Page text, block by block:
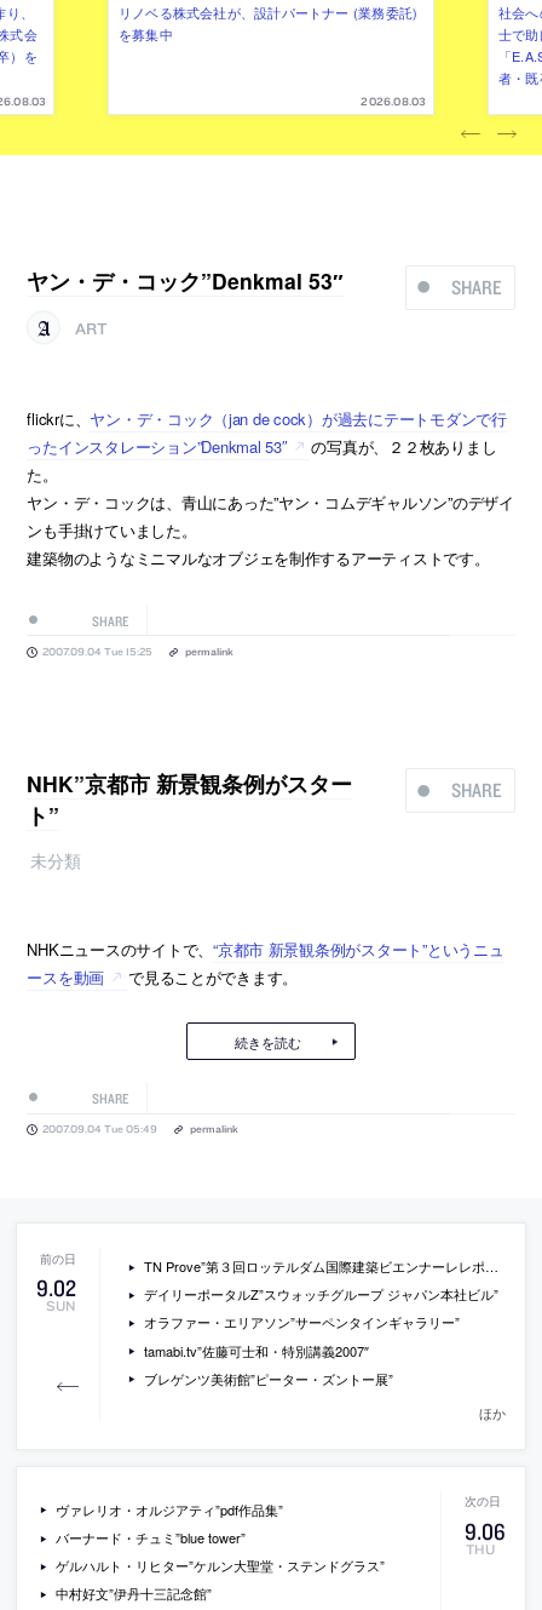
、
式会
）を
リノベる株式会社が、設計パートナー (業務委託)
を募集中
2026.08.03
社会
士で
「
者・
SHARE
ヤン・デ・コック”Denkmal 53″
ART
flickrに、 ヤン・デ・コック（jan de cock）が過去にテートモダンで行
ったインスタレーション”Denkmal 53″
の写真が、２２枚ありまし
た。
ヤン・デ・コックは、青山にあった”ヤン・コムデギャルソン”のデザイ
ンも手掛けていました。
建築物のようなミニマルなオブジェを制作するアーティストです。
SHARE
2007.09.04 Tue 15:25 permalink
SHARE
NHK”京都市 新景観条例がスター
ト”
未分類
NHKニュースのサイトで、“京都市 新景観条例がスタート”というニュ
ースを動画
で見ることができます。
続きを読む
SHARE
2007.09.04 Tue 05:49 permalink
9.02
SUN
TN Prove”第３回ロッテルダム国際建築ビエンナーレレポート”
デイリーポータルZ”スウォッチグループ ジャパン本社ビル”
オラファー・エリアソン”サーペンタインギャラリー”
tamabi.tv”佐藤可士和・特別講義2007″
ブレゲンツ美術館”ピーター・ズントー展”
ほか
9.06
THU
ヴァレリオ・オルジアティ”pdf作品集”
バーナード・チュミ”blue tower”
ゲルハルト・リヒター”ケルン大聖堂・ステンドグラス”
中村好文”伊丹十三記念館”